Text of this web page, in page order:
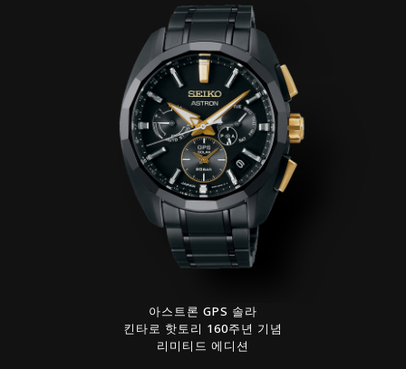
아스트론 GPS 솔라
킨타로 핫토리 160주년 기념
리미티드 에디션